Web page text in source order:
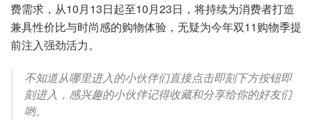
费需求，从10月13日起至10月23日，将持续为消费者打造
兼具性价比与时尚感的购物体验，无疑为今年双11购物季提
前注入强劲活力。
不知道从哪里进入的小伙伴们直接点击即刻下方按钮即
刻进入，感兴趣的小伙伴记得收藏和分享给你的好友们
哟。